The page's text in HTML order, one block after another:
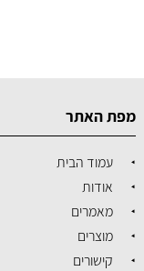
מפת האתר
עמוד הבית
אודות
מאמרים
מוצרים
קישורים